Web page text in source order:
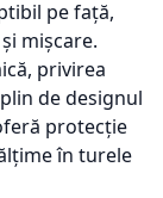
pe față,
mișcare.
privirea
de designul
protecție
în turele